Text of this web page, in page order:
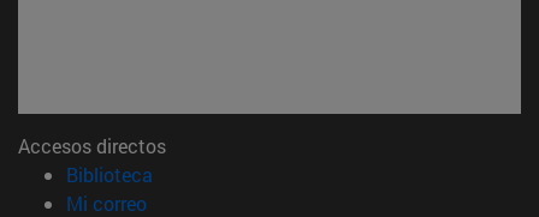
Accesos directos
Biblioteca
Mi correo(abre en nueva ventana)